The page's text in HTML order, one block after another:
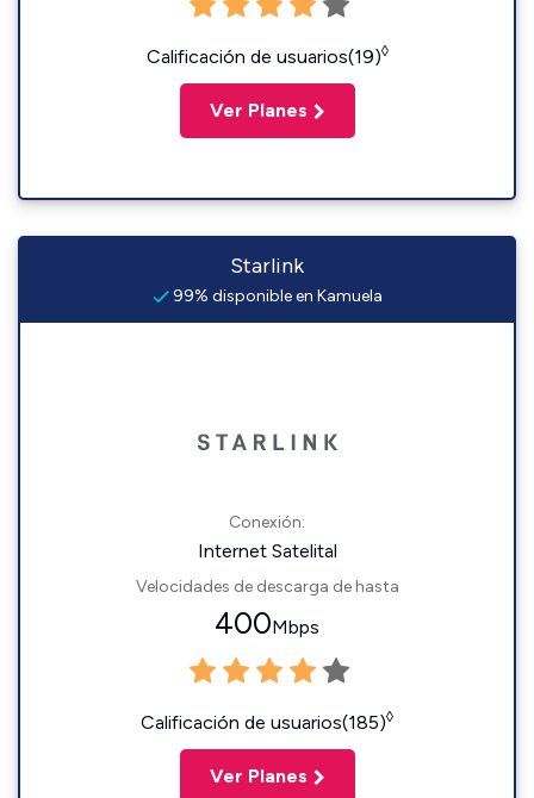
Calificación de usuarios(19)◊
Ver Planes
Starlink
99% disponible en Kamuela
Conexión:
Internet Satelital
Velocidades de descarga de hasta
400Mbps
Calificación de usuarios(185)◊
Ver Planes